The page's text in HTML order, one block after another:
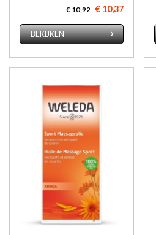
€ 10,92 € 10,37
BEKIJKEN